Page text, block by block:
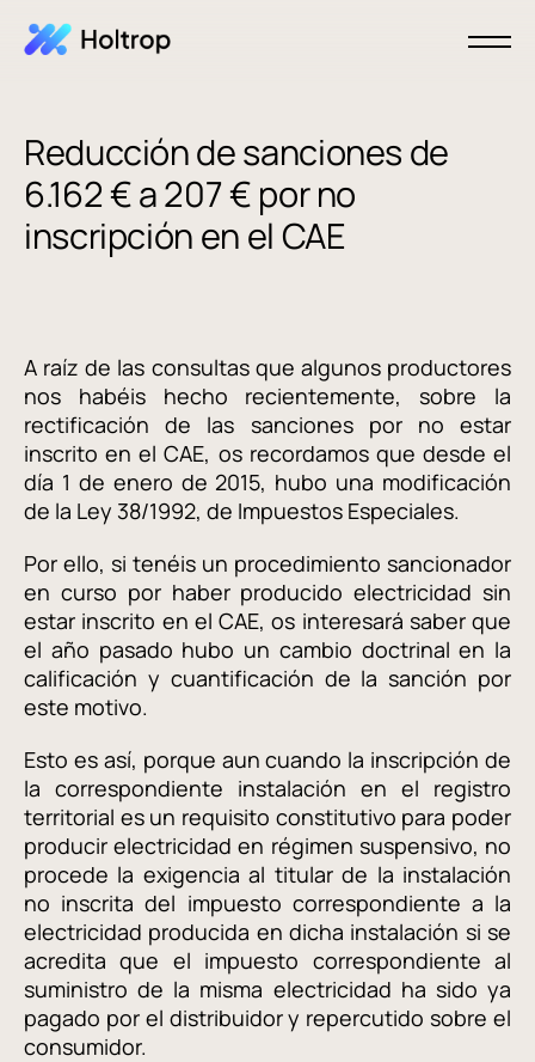
Reducción de sanciones de
6.162 € a 207 € por no
inscripción en el CAE
A raíz de las consultas que algunos productores
nos habéis hecho recientemente, sobre la
rectificación de las sanciones por no estar
inscrito en el CAE, os recordamos que desde el
día 1 de enero de 2015, hubo una modificación
de la Ley 38/1992, de Impuestos Especiales.
Por ello, si tenéis un procedimiento sancionador
en curso por haber producido electricidad sin
estar inscrito en el CAE, os interesará saber que
el año pasado hubo un cambio doctrinal en la
calificación y cuantificación de la sanción por
este motivo.
Esto es así, porque aun cuando la inscripción de
la correspondiente instalación en el registro
territorial es un requisito constitutivo para poder
producir electricidad en régimen suspensivo, no
procede la exigencia al titular de la instalación
no inscrita del impuesto correspondiente a la
electricidad producida en dicha instalación si se
acredita que el impuesto correspondiente al
suministro de la misma electricidad ha sido ya
pagado por el distribuidor y repercutido sobre el
consumidor.